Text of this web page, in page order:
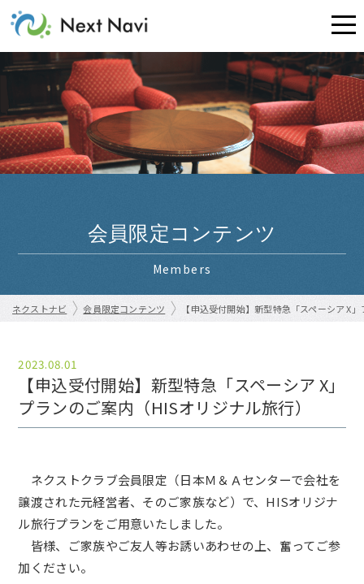
会員限定コンテンツ
Members
ネクストナビ 会員限定コンテンツ 【申込受付開始】新型特急「スペーシア X
2023.08.01
【申込受付開始】新型特急「スペーシア X」
プランのご案内（HISオリジナル旅行）
ネクストクラブ会員限定（日本Ｍ＆Ａセンターで会社を
譲渡された元経営者、そのご家族など）で、HISオリジナ
ル旅行プランをご用意いたしました。
皆様、ご家族やご友人等お誘いあわせの上、奮ってご参
加ください。